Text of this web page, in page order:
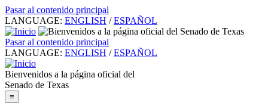
Pasar al contenido principal
LANGUAGE: ENGLISH / ESPAÑOL
Pasar al contenido principal
LANGUAGE: ENGLISH / ESPAÑOL
Bienvenidos a la página oficial del
Senado de Texas
≡